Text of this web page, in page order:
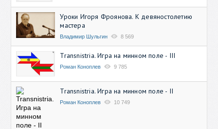
Уроки Игоря Фроянова. К девяностолетию
мастера
Владимир Шульгин 8 569
Transnistria. Игра на минном поле - III
Роман Коноплев 9 785
Transnistria. Игра на минном поле - II
Роман Коноплев 10 749